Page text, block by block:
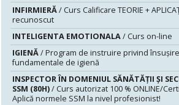
INFIRMIERĂ/ Curs Calificare TEORIE +
recunoscut
INTELIGENTA EMOTIONALA/ Curs on-line
IGIENĂ/ Program de instruire privind
fundamentale de igienă
INSPECTOR ÎN DOMENIUL SĂNĂTĂŢII ŞI
SSM (80H)/ Curs autorizat 100 % ONLINE/
Aplică normele SSM la nivel profesionist!